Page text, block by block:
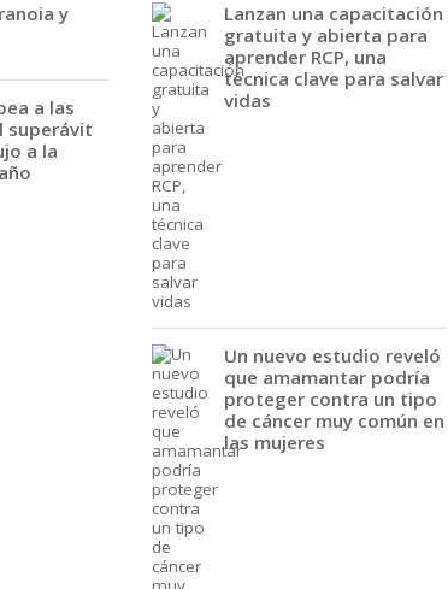
y
a las
superávit
a la
Lanzan una capacitación
gratuita y abierta para
aprender RCP, una
técnica clave para salvar
vidas
Un nuevo estudio reveló
que amamantar podría
proteger contra un tipo
de cáncer muy común en
las mujeres